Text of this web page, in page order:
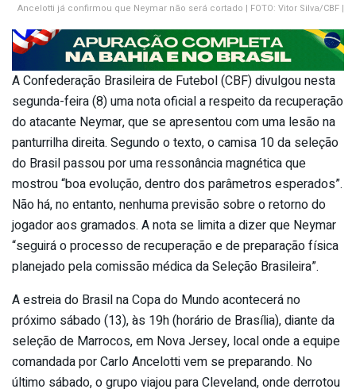
Ancelotti já confirmou que Neymar não será cortado | FOTO: Vitor Silva/CBF |
A Confederação Brasileira de Futebol (CBF) divulgou nesta
segunda-feira (8) uma nota oficial a respeito da recuperação
do atacante Neymar, que se apresentou com uma lesão na
panturrilha direita. Segundo o texto, o camisa 10 da seleção
do Brasil passou por uma ressonância magnética que
mostrou “boa evolução, dentro dos parâmetros esperados”.
Não há, no entanto, nenhuma previsão sobre o retorno do
jogador aos gramados. A nota se limita a dizer que Neymar
“seguirá o processo de recuperação e de preparação física
planejado pela comissão médica da Seleção Brasileira”.
A estreia do Brasil na Copa do Mundo acontecerá no
próximo sábado (13), às 19h (horário de Brasília), diante da
seleção de Marrocos, em Nova Jersey, local onde a equipe
comandada por Carlo Ancelotti vem se preparando. No
último sábado, o grupo viajou para Cleveland, onde derrotou